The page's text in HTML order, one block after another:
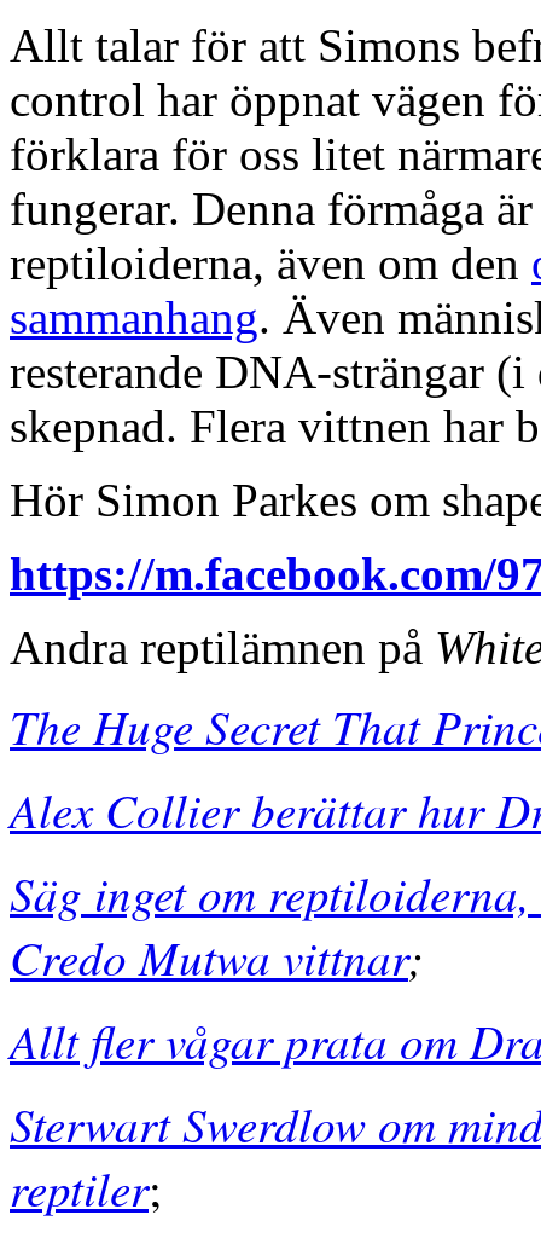
Allt talar för att Simons
control har öppnat vägen
förklara för oss litet
fungerar. Denna förmåga
reptiloiderna, även om den
sammanhang. Även
resterande DNA-strängar
skepnad. Flera vittnen har
Hör Simon Parkes om
https://m.facebook.com/
Andra reptilämnen på
The Huge Secret That
Alex Collier berättar hur
Säg inget om
Credo Mutwa vittnar;
Allt fler vågar prata om
Sterwart Swerdlow om
reptiler;